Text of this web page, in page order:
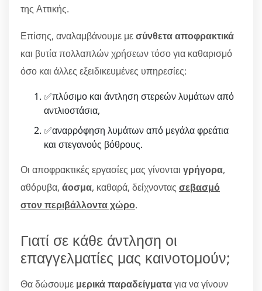
της Αττικής.
Επίσης, αναλαμβάνουμε μεσύνθετα αποφρακτικά
και βυτία πολλαπλών χρήσεων τόσο για καθαρισμό
όσο και άλλες εξειδικευμένες υπηρεσίες:
✅πλύσιμο και άντληση στερεών λυμάτων από
αντλιοστάσια,
✅αναρρόφηση λυμάτων από μεγάλα φρεάτια
και στεγανούς βόθρους.
Οι αποφρακτικές εργασίες μας γίνονται γρήγορα,
αθόρυβα, άοσμα, καθαρά, δείχνοντας σεβασμό
στον περιβάλλοντα χώρο.
Γιατί σε κάθε άντληση οι
επαγγελματίες μας καινοτομούν;
Θα δώσουμε μερικά παραδείγματαγια να γίνουν